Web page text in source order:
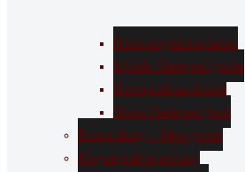
Härtevergleichsplatten
Mobile Härteprüfgeräte
Härteprüfmaschinen
Shore Härteprüfgerät
Rissprüfung – Messgeräte
Magnetpulverprüfung